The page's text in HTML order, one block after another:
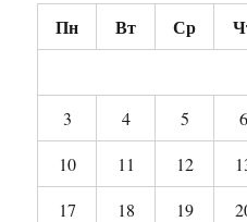
Пн Вт Ср
3
4 5 6
10
11 12
17
18 19